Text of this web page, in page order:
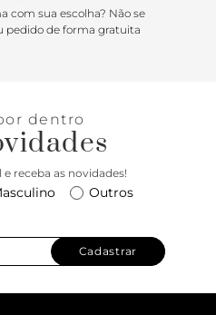
com sua escolha? Não se
pedido de forma gratuita
dentro
receba as novidades!
Outros
Cadastrar